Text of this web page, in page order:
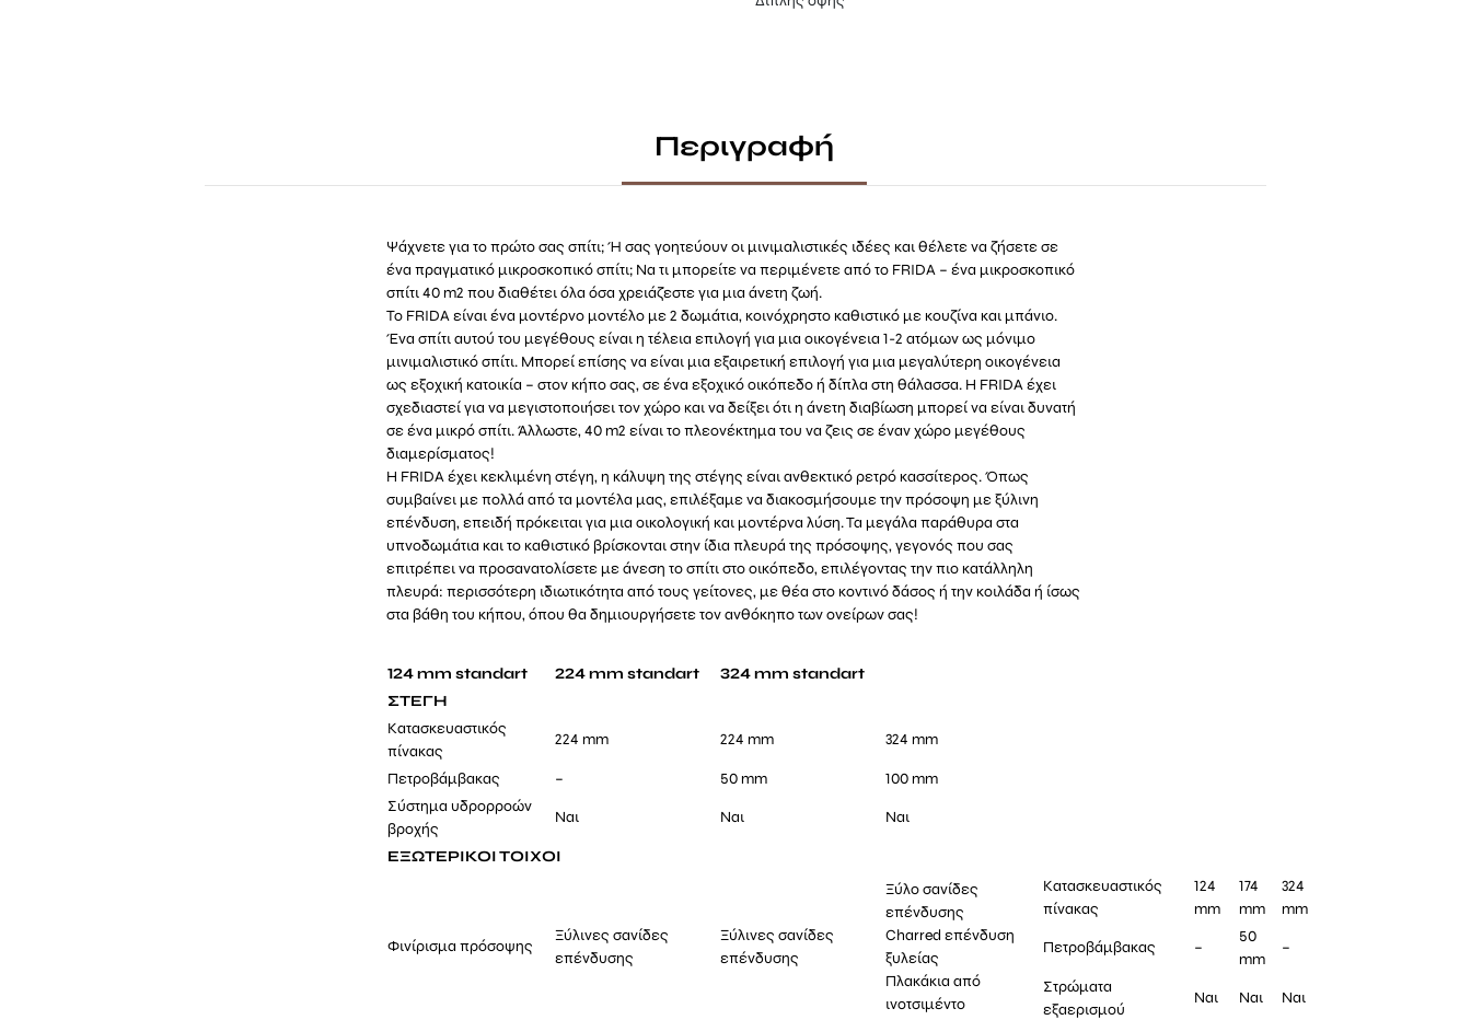
Περιγραφή
Ψάχνετε για το πρώτο σας σπίτι; Ή σας γοητεύουν οι μινιμαλιστικές ιδέες και θέλετε να ζήσετε σε
ένα πραγματικό μικροσκοπικό σπίτι; Να τι μπορείτε να περιμένετε από το FRIDA – ένα μικροσκοπικό
σπίτι 40 m2 που διαθέτει όλα όσα χρειάζεστε για μια άνετη ζωή.
Το FRIDA είναι ένα μοντέρνο μοντέλο με 2 δωμάτια, κοινόχρηστο καθιστικό με κουζίνα και μπάνιο.
Ένα σπίτι αυτού του μεγέθους είναι η τέλεια επιλογή για μια οικογένεια 1-2 ατόμων ως μόνιμο
μινιμαλιστικό σπίτι. Μπορεί επίσης να είναι μια εξαιρετική επιλογή για μια μεγαλύτερη οικογένεια
ως εξοχική κατοικία – στον κήπο σας, σε ένα εξοχικό οικόπεδο ή δίπλα στη θάλασσα. Η FRIDA έχει
σχεδιαστεί για να μεγιστοποιήσει τον χώρο και να δείξει ότι η άνετη διαβίωση μπορεί να είναι δυνατή
σε ένα μικρό σπίτι. Άλλωστε, 40 m2 είναι το πλεονέκτημα του να ζεις σε έναν χώρο μεγέθους
διαμερίσματος!
Η FRIDA έχει κεκλιμένη στέγη, η κάλυψη της στέγης είναι ανθεκτικό ρετρό κασσίτερος. Όπως
συμβαίνει με πολλά από τα μοντέλα μας, επιλέξαμε να διακοσμήσουμε την πρόσοψη με ξύλινη
επένδυση, επειδή πρόκειται για μια οικολογική και μοντέρνα λύση. Τα μεγάλα παράθυρα στα
υπνοδωμάτια και το καθιστικό βρίσκονται στην ίδια πλευρά της πρόσοψης, γεγονός που σας
επιτρέπει να προσανατολίσετε με άνεση το σπίτι στο οικόπεδο, επιλέγοντας την πιο κατάλληλη
πλευρά: περισσότερη ιδιωτικότητα από τους γείτονες, με θέα στο κοντινό δάσος ή την κοιλάδα ή ίσως
στα βάθη του κήπου, όπου θα δημιουργήσετε τον ανθόκηπο των ονείρων σας!
124 mm standart 224 mm standart
324 mm standart
ΣΤΕΓΗ
Κατασκευαστικός
πίνακας
224 mm 224 mm 324 mm
Πετροβάμβακας – 50 mm
100 mm
Σύστημα υδρορροών
βροχής
Ναι Ναι Ναι
ΕΞΩΤΕΡΙΚΟΙ ΤΟΙΧΟΙ
Φινίρισμα πρόσοψης
Ξύλινες σανίδες
επένδυσης
Ξύλινες σανίδες
επένδυσης
Ξύλο σανίδες
επένδυσης
Charred επένδυση
ξυλείας
Πλακάκια από
ινοτσιμέντο
Κατασκευαστικός
πίνακας
124
mm
174
mm
324
mm
Πετροβάμβακας –
50
mm
–
Στρώματα
εξαερισμού
Ναι Ναι Ναι